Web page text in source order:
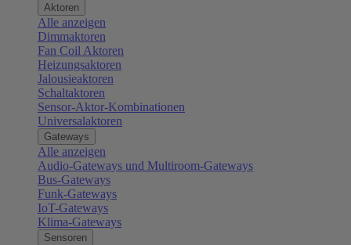
Aktoren
Alle anzeigen
Dimmaktoren
Fan Coil Aktoren
Heizungsaktoren
Jalousieaktoren
Schaltaktoren
Sensor-Aktor-Kombinationen
Universalaktoren
Gateways
Alle anzeigen
Audio-Gateways und Multiroom-Gateways
Bus-Gateways
Funk-Gateways
IoT-Gateways
Klima-Gateways
Sensoren